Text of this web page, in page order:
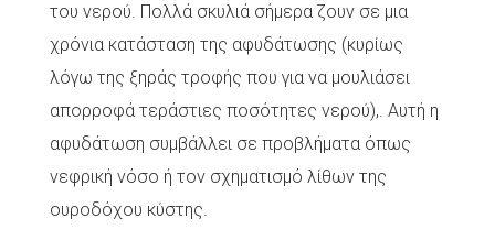
του νερού. Πολλά σκυλιά σήμερα ζουν σε μια
χρόνια κατάσταση της αφυδάτωσης (κυρίως
λόγω της ξηράς τροφής που για να μουλιάσει
απορροφά τεράστιες ποσότητες νερού),. Αυτή η
αφυδάτωση συμβάλλει σε προβλήματα όπως
νεφρική νόσο ή τον σχηματισμό λίθων της
ουροδόχου κύστης.